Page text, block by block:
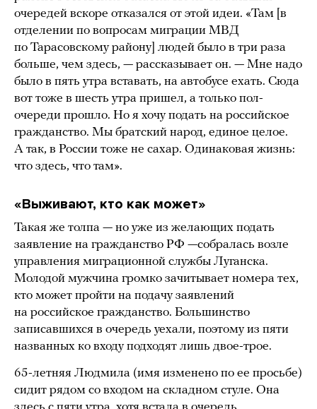
очередей вскоре отказался от этой идеи. «Там [в
отделении по вопросам миграции МВД
по Тарасовскому району] людей было в три раза
больше, чем здесь, — рассказывает он. — Мне надо
было в пять утра вставать, на автобусе ехать. Сюда
вот тоже в шесть утра пришел, а только пол-
очереди прошло. Но я хочу подать на российское
гражданство. Мы братский народ, единое целое.
А так, в России тоже не сахар. Одинаковая жизнь:
что здесь, что там».
«Выживают, кто как может»
Такая же толпа — но уже из желающих подать
заявление на гражданство РФ —собралась возле
управления миграционной службы Луганска.
Молодой мужчина громко зачитывает номера тех,
кто может пройти на подачу заявлений
на российское гражданство. Большинство
записавшихся в очередь уехали, поэтому из пяти
названных ко входу подходят лишь двое-трое.
65-летняя Людмила (имя изменено по ее просьбе)
сидит рядом со входом на складном стуле. Она